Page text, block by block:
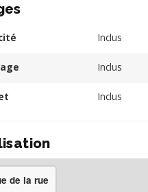
Inclus
Inclus
Inclus
de la rue